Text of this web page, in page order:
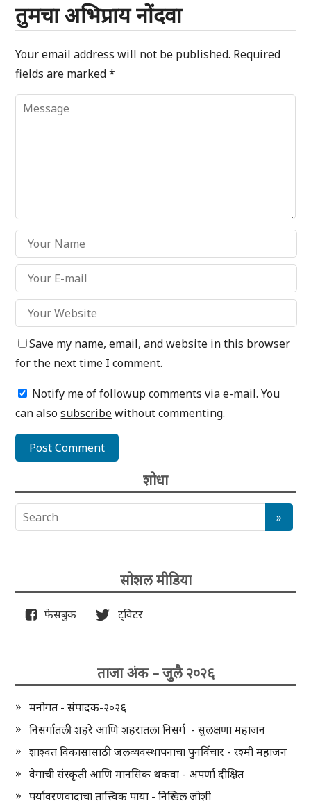
तुमचा अभिप्राय नोंदवा
Your email address will not be published. Required
fields are marked*
Save my name, email, and website in this browser
for the next time I comment.
Notify me of followup comments via e-mail. You
can alsosubscribewithout commenting.
शोधा
सोशल मीडिया
फेसबुक ट्विटर
ताजा अंक – जुलै २०२६
मनोगत - संपादक-२०२६
निसर्गातली शहरे आणि शहरातला निसर्ग - सुलक्षणा महाजन
शाश्वत विकासासाठी जलव्यवस्थापनाचा पुनर्विचार - रश्मी महाजन
वेगाची संस्कृती आणि मानसिक थकवा - अपर्णा दीक्षित
पर्यावरणवादाचा तात्त्विक पाया - निखिल जोशी